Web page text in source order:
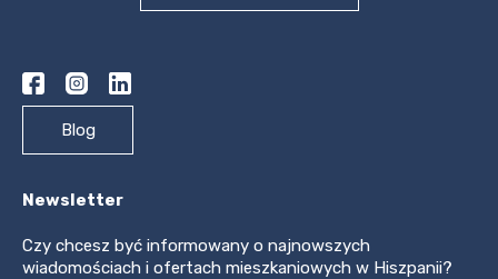
Blog
Newsletter
Czy chcesz być informowany o najnowszych
wiadomościach i ofertach mieszkaniowych w Hiszpanii?